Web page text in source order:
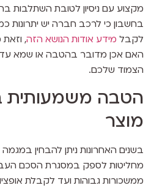
מקצוע עם ניסיון לטובת השתלבות
בחשבון כי לרכב חברה יש יתרונות כמו
לקבלמידע אודות הנושא הזה, וזאת
האם אכן מדובר בהטבה או שמא
הצמוד שלכם.
הטבה משמעותית
מוצר
בשנים האחרונות ניתן להבחין
מחליטות לספק במסגרת הסכם
ממשכורות גבוהות ועד לקבלת